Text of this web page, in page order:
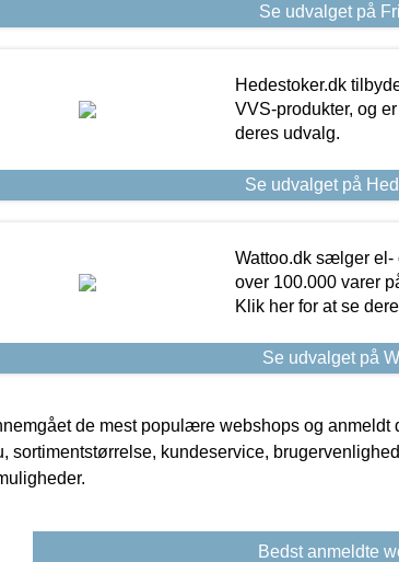
Se udvalget på
Hedestoker.dk
VVS-produkter, og
deres udvalg.
Se udvalget på
Wattoo.dk sælger el-
over 100.000 varer
Klik her for at se
Se udvalget på
de mest populære webshops og anmeldt
sortimentstørrelse, kundeservice,
Bedst anmeldte